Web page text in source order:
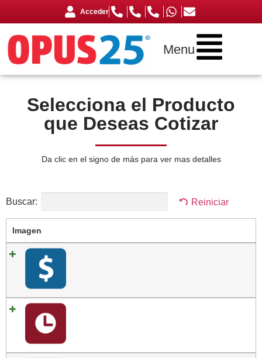
Acceder
Menu
Selecciona el Producto
que Deseas Cotizar
Da clic en el signo de más para ver mas detalles
Buscar: Reiniciar
Imagen